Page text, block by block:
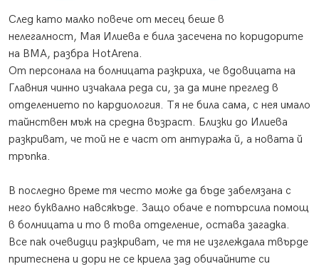
След като малко повече от месец беше в
нелегалност, Мая Илиева е била засечена по коридорите
на ВМА, разбра HotArena.
От персонала на болницата разкриха, че вдовицата на
Главния чинно изчакала реда си, за да мине преглед в
отделението по кардиология. Тя не била сама, с нея имало
тайнствен мъж на средна възраст. Близки до Илиева
разкриват, че той не е част от антуража й, а новата й
тръпка.
В последно време тя често може да бъде забелязана с
него буквално навсякъде. Защо обаче е потърсила помощ
в болницата и то в това отделение, остава загадка.
Все пак очевидци разкриват, че тя не изглеждала твърде
притеснена и дори не се криела зад обичайните си